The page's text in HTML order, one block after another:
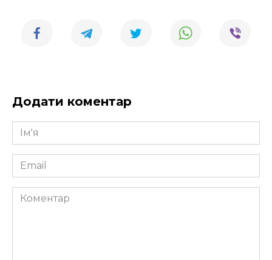
Додати коментар
Ім'я
*
Email
*
Коментар